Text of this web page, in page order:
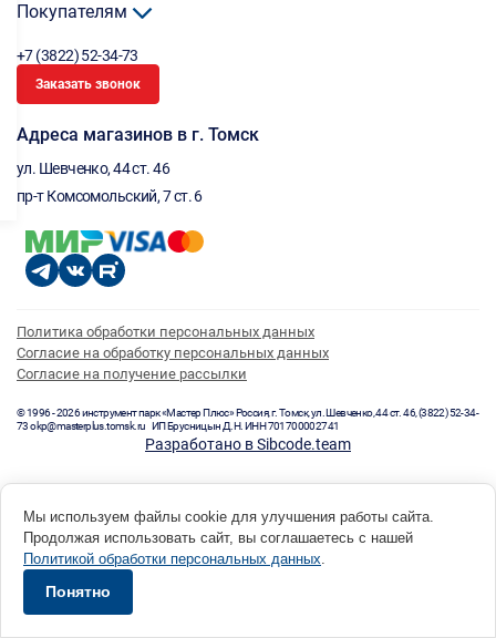
Покупателям
+7 (3822) 52-34-73
Заказать звонок
Адреса магазинов в г. Томск
ул. Шевченко, 44 ст. 46
пр-т Комсомольский, 7 ст. 6
Политика обработки персональных данных
Согласие на обработку персональных данных
Согласие на получение рассылки
© 1996 - 2026 инструмент парк «Мастер Плюс» Россия, г. Томск, ул. Шевченко, 44 ст. 46, (3822) 52-34-
73 okp@masterplus.tomsk.ru ИП Брусницын Д.Н. ИНН 701700002741
Разработано в Sibcode.team
Мы используем файлы cookie для улучшения работы сайта.
Продолжая использовать сайт, вы соглашаетесь с нашей
Политикой обработки персональных данных.
Понятно